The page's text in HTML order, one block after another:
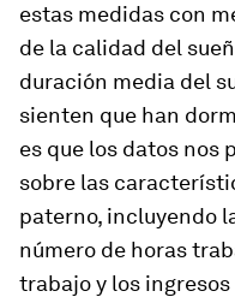
estas medidas con
de la calidad del
duración media del
sienten que han
es que los datos nos
sobre las
paterno, incluyendo
número de horas
trabajo y los